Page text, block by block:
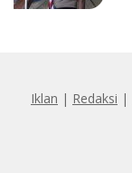
Iklan | Redaksi |